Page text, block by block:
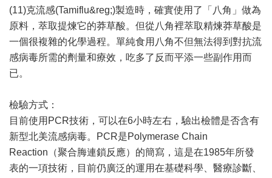
(11)克流感(Tamiflu&reg;)製造時，確實使用了「八角」做為
原料，萃取提煉它的莽草酸。但從八角裡萃取精煉莽草酸是
一個很複雜的化學過程。單純食用八角不但無法得到對抗流
感病毒所需的劑量和療效，吃多了反而平添一些副作用而
已。
檢驗方式：
目前使用PCR技術，可以在6小時左右，驗出檢體是否含有
新型北美流感病毒。PCR是Polymerase Chain
Reaction（聚合脢連鎖反應）的簡寫，這是在1985年所發
表的一項技術，目前仍廣泛的運用在基礎科學、醫療診斷、